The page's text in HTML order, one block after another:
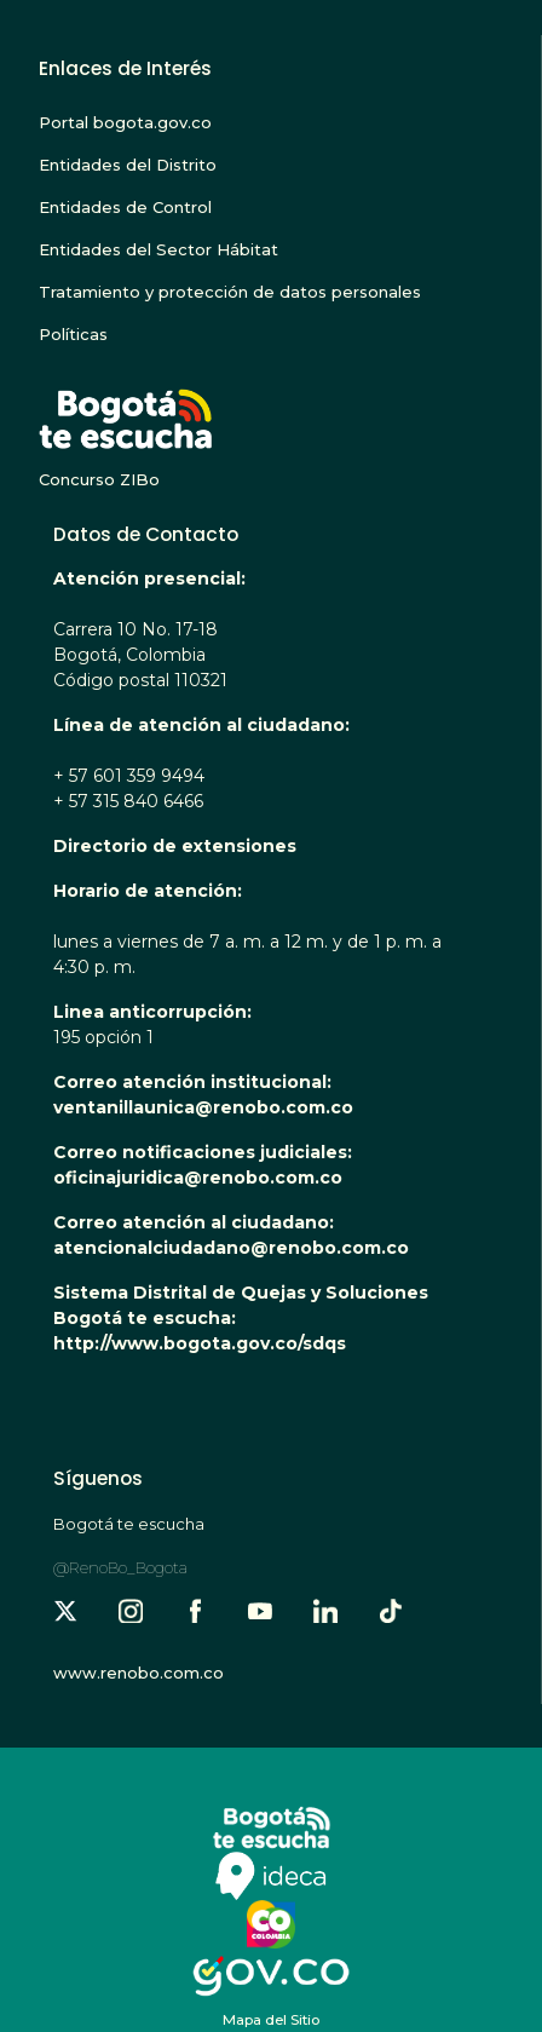
Enlaces de Interés
Portal bogota.gov.co
Entidades del Distrito
Entidades de Control
Entidades del Sector Hábitat
Tratamiento y protección de datos personales
Políticas
Concurso ZIBo
Datos de Contacto
Atención presencial:
Carrera 10 No. 17-18
Bogotá, Colombia
Código postal 110321
Línea de atención al ciudadano:
+ 57 601 359 9494
+ 57 315 840 6466
Directorio de extensiones
Horario de atención:
lunes a viernes de 7 a. m. a 12 m. y de 1 p. m. a
4:30 p. m.
Linea anticorrupción:
195 opción 1
Correo atención institucional:
ventanillaunica@renobo.com.co
Correo notificaciones judiciales:
oficinajuridica@renobo.com.co
Correo atención al ciudadano:
atencionalciudadano@renobo.com.co
Sistema Distrital de Quejas y Soluciones
Bogotá te escucha:
http://www.bogota.gov.co/sdqs
Síguenos
Bogotá te escucha
@RenoBo_Bogota
www.renobo.com.co
Mapa del Sitio